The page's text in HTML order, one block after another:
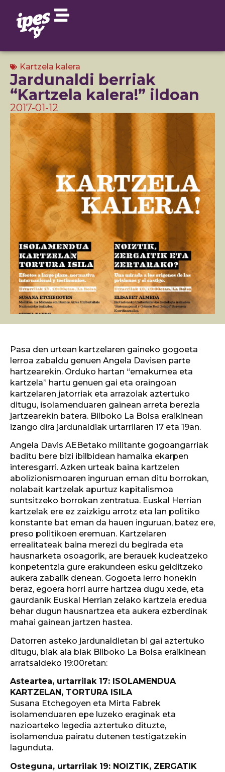
Kartzela kalera
Jardunaldi berriak
“Kartzela kalera!” ildoan
2017-01-12
Pasa den urtean kartzelaren gaineko gogoeta
lerroa zabaldu genuen Angela Davisen parte
hartzearekin. Orduko hartan “emakumea eta
kartzela” hartu genuen gai eta oraingoan
kartzelaren jatorriak eta arrazoiak aztertuko
ditugu, isolamenduaren gainean arreta berezia
jartzearekin batera. Bilboko La Bolsa eraikinean
izango dira jardunaldiak urtarrilaren 17 eta 19an.
Angela Davis AEBetako militante gogoangarriak
baditu bere bizi ibilbidean hamaika ekarpen
interesgarri. Azken urteak baina kartzelen
abolizionismoaren inguruan eman ditu borrokan,
nolabait kartzelak apurtuz kapitalismoa
suntsitzeko borrokan zentratua. Euskal Herrian
kartzelak ere ez zaizkigu arrotz eta lan politiko
konstante bat eman da hauen inguruan, batez ere,
preso politikoen eremuan. Kartzelaren
errealitateak baina merezi du begirada eta
hausnarketa osoagorik, are berauek kudeatzeko
konpetentzia gure erakundeen esku gelditzeko
aukera zabalik denean. Gogoeta lerro honekin
beraz, egoera horri aurre hartzea dugu xede, eta
gaurdanik Euskal Herrian zelako kartzela eredua
behar dugun hausnartzea eta aukera ezberdinak
mahai gainean jartzen hastea.
Datorren asteko jardunaldietan bi gai aztertuko
ditugu, biak ala biak Bilboko La Bolsa eraikinean
arratsaldeko 19:00retan:
Asteartea, urtarrilak 17: ISOLAMENDUA
KARTZELAN, TORTURA ISILA
Susana Etchegoyen eta Mirta Fabrek
isolamenduaren epe luzeko eraginak eta
nazioarteko legedia aztertuko dituzte,
isolamendua pairatu dutenen testigatzekin
lagunduta.
Osteguna, urtarrilak 19: NOIZTIK, ZERGATIK